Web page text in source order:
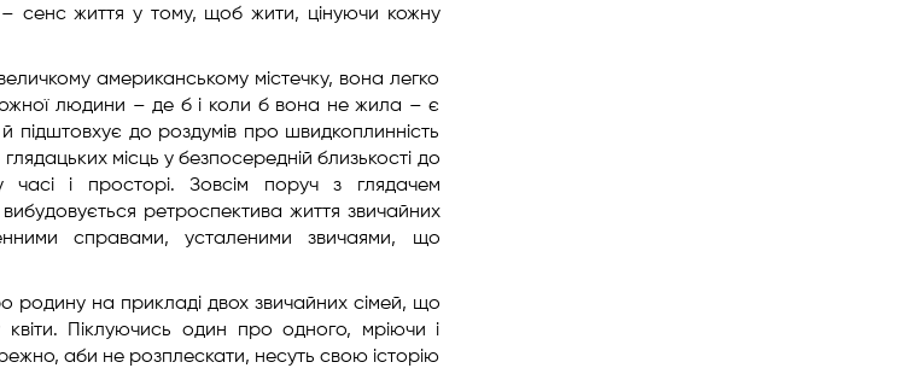
сенс життя у тому, щоб жити, цінуючи кожну
американському містечку, вона легко
людини – де б і коли б вона не жила – є
підштовхує до роздумів про швидкоплинність
місць у безпосередній близькості до
часі і просторі. Зовсім поруч з глядачем
ретроспектива життя звичайних
справами, усталеними звичаями, що
родину на прикладі двох звичайних сімей, що
Піклуючись один про одного, мріючи і
аби не розплескати, несуть свою історію